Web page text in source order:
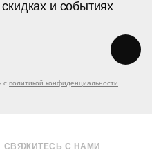
и событиях
с политикой конфиденциальности
СВЯЖИТЕСЬ С НАМИ